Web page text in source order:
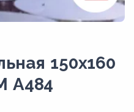
150х160
A484